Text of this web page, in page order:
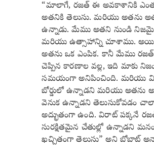
“మాలాగే, రజత్ ఈ అవకాశానికి ఎంత
అతనికి తెలుసు. మరియు అతను
ఉన్నాడు. మేము అతని నుండి
మరియు ఉత్సాహాన్ని చూశాము.
అతను ఒక ఎంపిక. కానీ మేము రజత్
చెప్పిన కారణాల వల్ల, ఇది మాకు
సమయంగా అనిపించింది. మరియు
బోర్డులో ఉన్నాడని మరియు అతను
వెనుక ఉన్నాడని తెలుసుకోవడం
అద్భుతంగా ఉంది. విరాట్ పక్కనే
సురక్షితమైన చేతుల్లో ఉన్నాడని
ఖచ్చితంగా తెలుసు” అని బోబాట్